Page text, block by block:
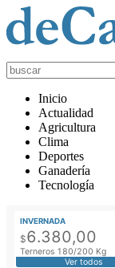
deCampoNoticias
Actualidad
Agropecuaria
Inicio
Actualidad
Agricultura
Clima
Deportes
Ganadería
Tecnología
INVERNADA
$6.380,00
Terneros 180/200 Kg
Ver todos